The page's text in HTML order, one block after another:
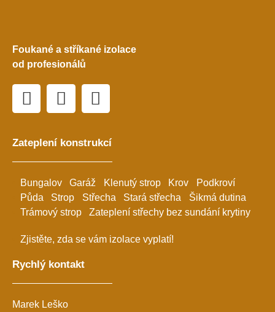
Foukané a stříkané izolace
od profesionálů
Zateplení konstrukcí
Bungalov Garáž Klenutý strop Krov
Podkroví
Půda
Strop Střecha Stará střecha
Šikmá dutina
Trámový strop
Zateplení střechy bez sundání krytiny
Zjistěte, zda se vám izolace vyplatí!
Rychlý kontakt
Marek Leško